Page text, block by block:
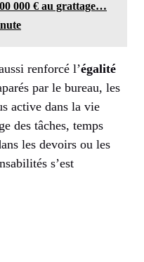
000 € au grattage…
renforcé l’égalité
par le bureau, les
active dans la vie
des tâches, temps
les devoirs ou les
s’est